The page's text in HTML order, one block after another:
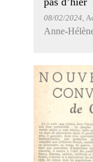
08/02/2024 ,
Anne-